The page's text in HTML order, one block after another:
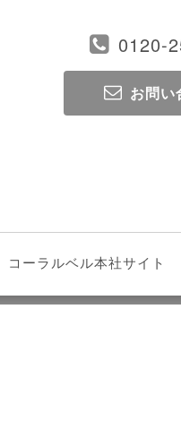
0120-
お問い
コーラルベル本社サイト